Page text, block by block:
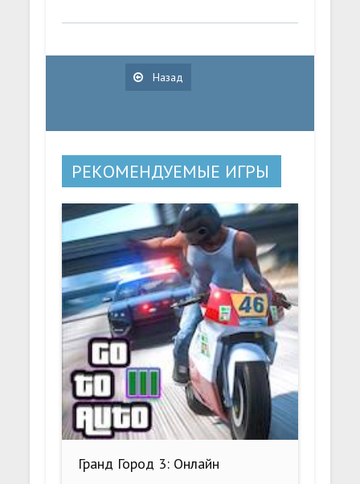
Назад
РЕКОМЕНДУЕМЫЕ ИГРЫ
Гранд Город 3: Онлайн